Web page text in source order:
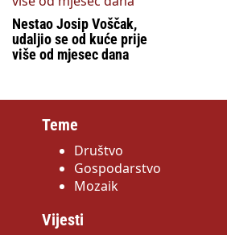
Nestao Josip Voščak,
udaljio se od kuće prije
više od mjesec dana
Teme
Društvo
Gospodarstvo
Mozaik
Vijesti